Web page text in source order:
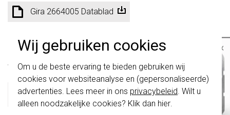
Wij gebruiken cookies
Om u de beste ervaring te bieden gebruiken wij
cookies voor websiteanalyse en (gepersonaliseerde)
advertenties. Lees meer in ons privacybeleid . Wilt u
alleen noodzakelijke cookies? Klik dan hier
Gira 2664005 Datablad
Technische specificaties
Specificatie
Waarde
[techspecs]ETIM_EC_code
EC001590
Productklasse
Installatieschakelaar[ /
techspecs]
×
schakelwippen zijn vernieuwd. Ze zijn
niette combineren met de schakelaars
van vóór augustus 2024.
Klik hiervoor meer informatie, zodat je